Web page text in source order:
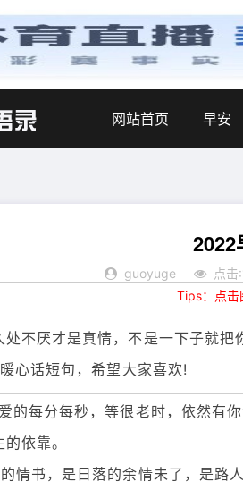
网站首页 早安
2022
guoyuge 点
Tips：点击
处不厌才是真情，不是一下子就
心话短句，希望大家喜欢!
的每分每秒，等很老时，依然有
依靠。
情书，是日落的余情未了，是路